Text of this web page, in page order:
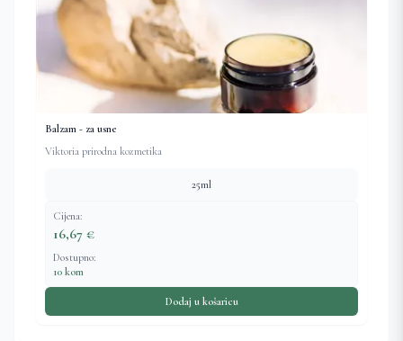
Balzam - za usne
Viktoria prirodna kozmetika
25ml
Cijena:
16,67 €
Dostupno:
10 kom
Dodaj u košaricu